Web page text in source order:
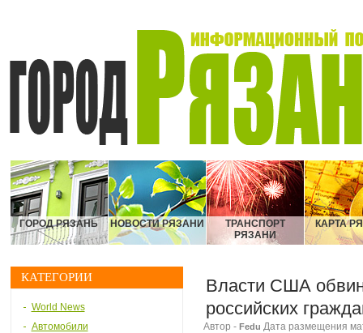
ГОРОД РЯЗАНЬ НОВОСТИ РЯЗАНИ
ТРАНСПОРТ
РЯЗАНИ
КАРТА
КАТЕГОРИИ
World News
Автомобили
Власти США
российских
Автор - Fedu Дата размещения